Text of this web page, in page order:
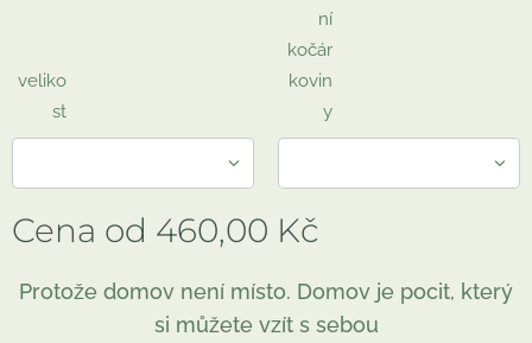
veliko
st
ní
kočár
kovin
y
Cena od 460,00 Kč
Protože domov není místo. Domov je pocit, který
si můžete vzít s sebou